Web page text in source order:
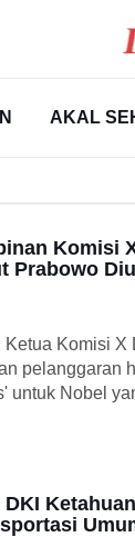
AKAL
Komisi
Prabowo
Ketua Komisi X
pelanggaran
untuk Nobel
DKI